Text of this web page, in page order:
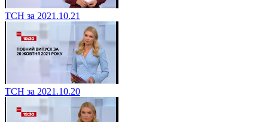
ТСН за 2021.10.21
ТСН за 2021.10.20